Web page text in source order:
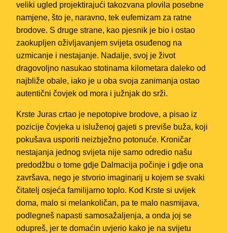
veliki ugled projektirajući takozvana plovila posebne
namjene, što je, naravno, tek eufemizam za ratne
brodove. S druge strane, kao pjesnik je bio i ostao
zaokupljen oživljavanjem svijeta osuđenog na
uzmicanje i nestajanje. Nadalje, svoj je život
dragovoljno nasukao stotinama kilometara daleko od
najbliže obale, iako je u oba svoja zanimanja ostao
autentični čovjek od mora i južnjak do srži.
Krste Juras crtao je nepotopive brodove, a pisao iz
pozicije čovjeka u isluženoj gajeti s previše buža, koji
pokušava usporiti neizbježno potonuće. Kroničar
nestajanja jednog svijeta nije samo odredio našu
predodžbu o tome gdje Dalmacija počinje i gdje ona
završava, nego je stvorio imaginarij u kojem se svaki
čitatelj osjeća familijarno toplo. Kod Krste si uvijek
doma, malo si melankoličan, pa te malo nasmijava,
podlegneš napasti samosažaljenja, a onda joj se
odupreš, jer te domaćin uvjerio kako je na svijetu